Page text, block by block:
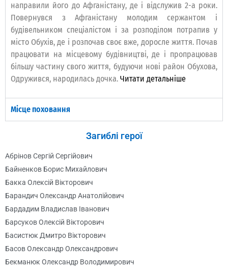
направили його до Афганістану, де і відслужив 2-а роки.
Повернувся з Афганістану молодим сержантом і
будівельником спеціалістом і за розподілом потрапив у
місто Обухів, де і розпочав своє вже, доросле життя. Почав
працювати на місцевому будівництві, де і пропрацював
більшу частину свого життя, будуючи нові район Обухова,
Одружився, народилась дочка. Читати детальніше
Місце поховання
Загиблі герої
Абрінов Сергій Сергійович
Байненков Борис Михайлович
Бакка Олексій Вікторович
Барандич Олександр Анатолійович
Бардадим Владислав Іванович
Барсуков Олексій Вікторович
Басистюк Дмитро Вікторович
Басов Олександр Олександрович
Бекманюк Олександр Володимирович